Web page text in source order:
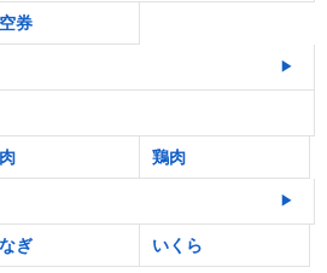
券
鶏肉
ぎ いくら